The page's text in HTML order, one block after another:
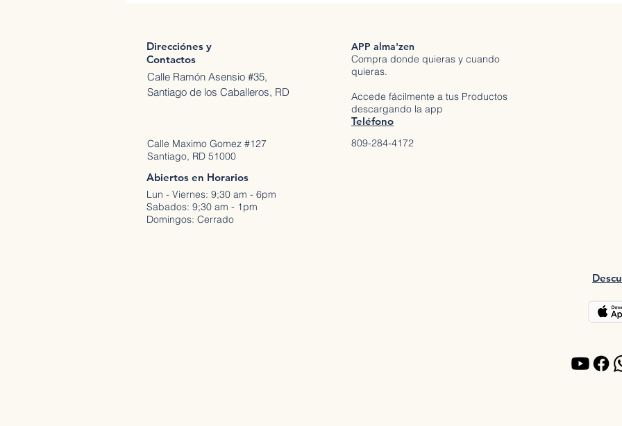
Direcciónes y
Contactos
Calle Ramón Asensio #35,
Santiago de los Caballeros, RD
APP alma'zen
Compra donde quieras y cuando
quieras.
Accede fácilmente a tus Productos
descargando la app
Calle Maximo Gomez #127
Santiago, RD 51000
Abiertos en Horarios
Lun - Viernes: 9;30 am - 6pm
Sabados: 9;30 am - 1pm
Domingos: Cerrado
Teléfono
809-284-4172